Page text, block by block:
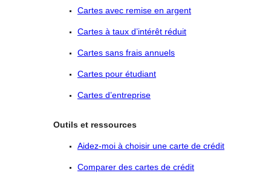
Cartes avec remise en argent
Cartes à taux d’intérêt réduit
Cartes sans frais annuels
Cartes pour étudiant
Cartes d’entreprise
Outils et ressources
Aidez-moi à choisir une carte de crédit
Comparer des cartes de crédit